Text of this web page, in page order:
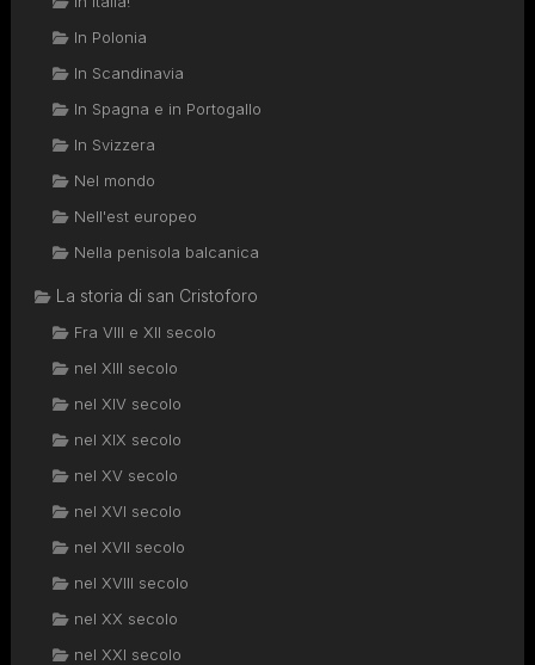
In Polonia
In Scandinavia
In Spagna e in Portogallo
In Svizzera
Nel mondo
Nell'est europeo
Nella penisola balcanica
La storia di san Cristoforo
Fra VIII e XII secolo
nel XIII secolo
nel XIV secolo
nel XIX secolo
nel XV secolo
nel XVI secolo
nel XVII secolo
nel XVIII secolo
nel XX secolo
nel XXI secolo